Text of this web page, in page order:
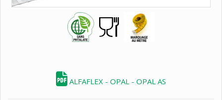
ALFAFLEX - OPAL - OPAL AS